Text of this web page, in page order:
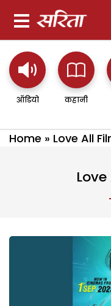
ऑडियो कहानी
Home » Love All